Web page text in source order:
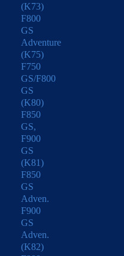
(K73)
F800
GS
Adventure
(K75)
F750
GS/F800
GS
(K80)
F850
GS,
F900
GS
(K81)
F850
GS
Adven.
F900
GS
Adven.
(K82)